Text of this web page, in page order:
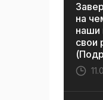
на
наши
свои